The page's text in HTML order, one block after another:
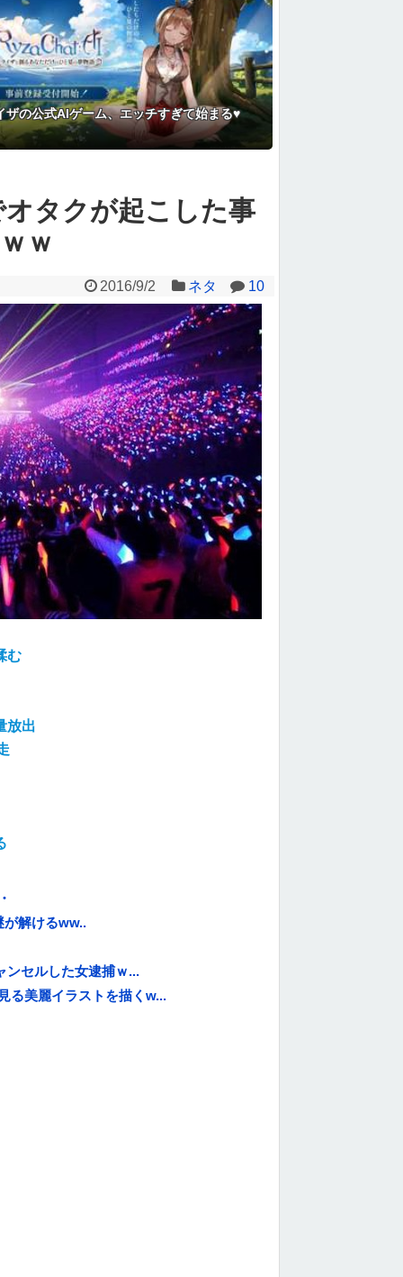
ザの公式AIゲーム、エッチすぎて始まる♥
タクが起こした事
ｗ
2016/9/2 ネタ 10
む
放出
が解けるww..
ンセルした女逮捕ｗ...
る美麗イラストを描くw...